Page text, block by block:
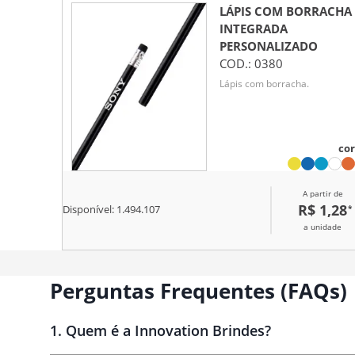
LÁPIS COM BORRACHA
INTEGRADA
PERSONALIZADO
COD.: 0380
Lápis com borracha.
Disponível: 1.494.107
A partir de
R$ 1,28*
a unidade
Perguntas Frequentes (FAQs)
1. Quem é a Innovation Brindes?